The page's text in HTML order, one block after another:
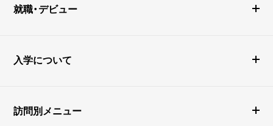
就職・デビュー
入学について
訪問別メニュー